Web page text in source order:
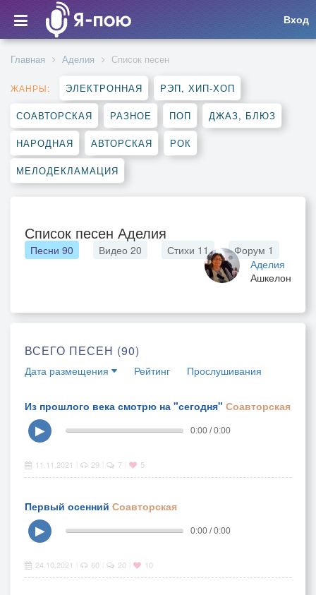
Вход
Главная Аделия Список песен
ЖАНРЫ: ЭЛЕКТРОННАЯ РЭП, ХИП-ХОП
СОАВТОРСКАЯ РАЗНОЕ ПОП ДЖАЗ, БЛЮЗ
НАРОДНАЯ АВТОРСКАЯ РОК
МЕЛОДЕКЛАМАЦИЯ
Список песен Аделия
Аделия
Ашкелон
Песни 90 Видео 20 Стихи 11 Форум 1
ВСЕГО ПЕСЕН (90)
Дата размещения Рейтинг Прослушивания
Из прошлого века смотрю на "сегодня" Соавторская
▶
0:00 / 0:00
11.11.2021 29 7 5
Первый осенний Соавторская
▶
0:00 / 0:00
24.10.2021 60 20 10